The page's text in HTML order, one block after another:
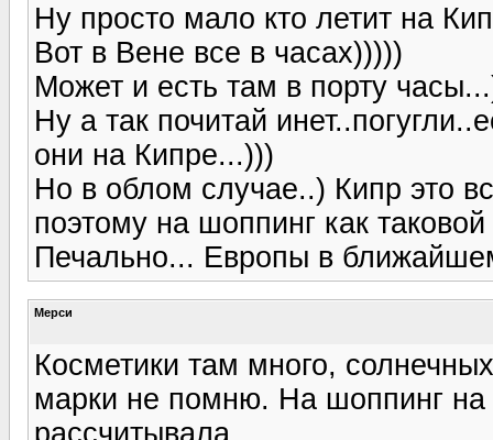
Ну просто мало кто летит на
Вот в Вене все в часах)))))
Может и есть там в порту
Ну а так почитай
они на Кипре...)))
Но в облом случае..) Кипр это
поэтому на шоппинг как
Печально... Европы в
Мерси
Косметики там много,
марки не помню. На шоппинг
рассчитывала.